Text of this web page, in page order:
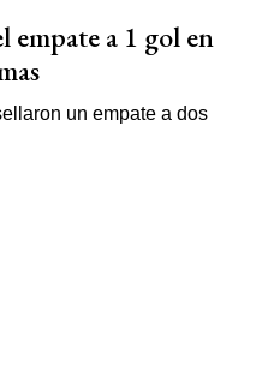
empate a 1 gol en